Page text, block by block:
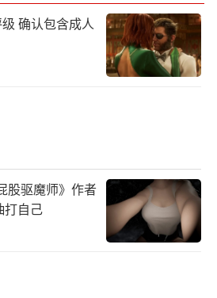
确认包含成人
股驱魔师》作者
打自己